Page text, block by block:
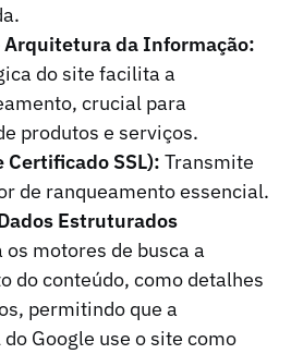
Arquitetura da Informação:
do site facilita a
crucial para
produtos e serviços.
Certificado SSL): Transmite
de ranqueamento essencial.
Estruturados
os motores de busca a
do conteúdo, como detalhes
permitindo que a
Google use o site como